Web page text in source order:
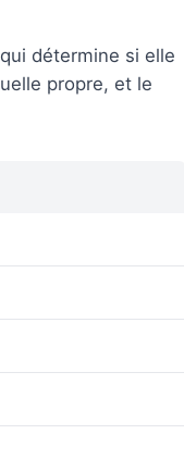
détermine si elle
propre, et le